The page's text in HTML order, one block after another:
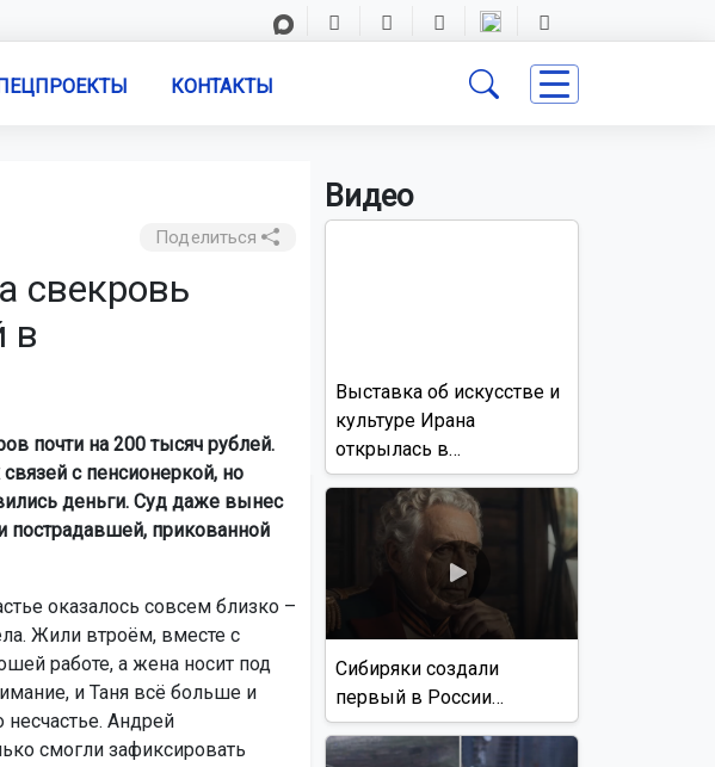
КОНТАКТЫ
Поделиться
свекровь
в
почти на 200 тысяч рублей.
с пенсионеркой, но
деньги. Суд даже вынес
пострадавшей, прикованной
оказалось совсем близко –
Жили втроём, вместе с
работе, а жена носит под
и Таня всё больше и
Андрей
смогли зафиксировать
Видео
Выставка об искусстве и
культуре Ирана
открылась в
Новосибирске
Сибиряки создали
первый в России
документальный фильм
с использованием ИИ